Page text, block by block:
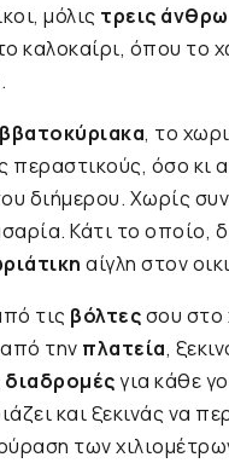
μόλις τρεις
καλοκαίρι, όπου το
, το
περαστικούς, όσο κι
διήμερου. Χωρίς
Κάτι το οποίο,
αίγλη στον
τις βόλτεςσου στο
την πλατεία,
για κάθε
και ξεκινάς να
των